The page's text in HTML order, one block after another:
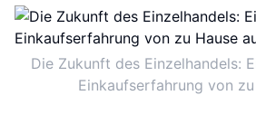
Die Zukunft des Einzelhandels:
Einkaufserfahrung von